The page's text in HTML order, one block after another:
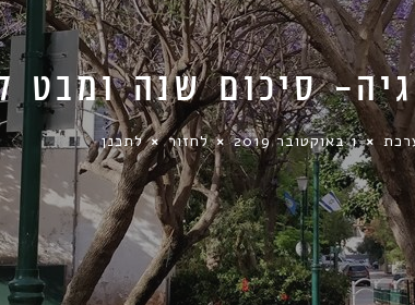
סיכום שנה ומבט
1 באוקטובר 2019 לחזור לתכנן